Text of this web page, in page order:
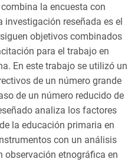
la encuesta con
investigación reseñada es el
objetivos combinados
para el trabajo en
En este trabajo se utilizó un
de un número grande
de un número reducido de
analiza los factores
la educación primaria en
con un análisis
etnográfica en